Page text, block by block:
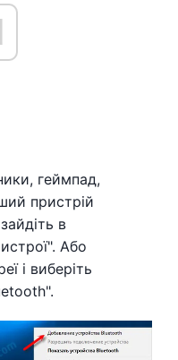
геймпад,
пристрій
в
Або
і виберіть